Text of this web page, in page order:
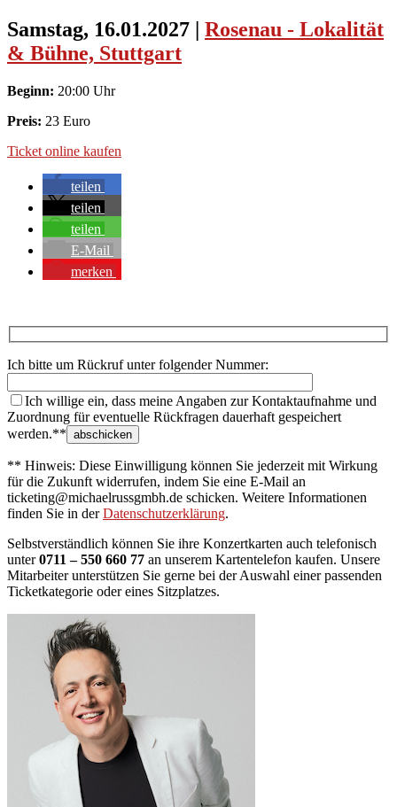
Samstag, 16.01.2027 | Rosenau - Lokalität
& Bühne, Stuttgart
Beginn: 20:00 Uhr
Preis: 23 Euro
Ticket online kaufen
teilen
teilen
teilen
E-Mail
merken
Ich bitte um Rückruf unter folgender Nummer:
Ich willige ein, dass meine Angaben zur Kontaktaufnahme und
Zuordnung für eventuelle Rückfragen dauerhaft gespeichert
werden.**
** Hinweis: Diese Einwilligung können Sie jederzeit mit Wirkung
für die Zukunft widerrufen, indem Sie eine E-Mail an
ticketing@michaelrussgmbh.de schicken. Weitere Informationen
finden Sie in derDatenschutzerklärung.
Selbstverständlich können Sie ihre Konzertkarten auch telefonisch
unter0711 – 550 660 77 an unserem Kartentelefon kaufen. Unsere
Mitarbeiter unterstützen Sie gerne bei der Auswahl einer passenden
Ticketkategorie oder eines Sitzplatzes.